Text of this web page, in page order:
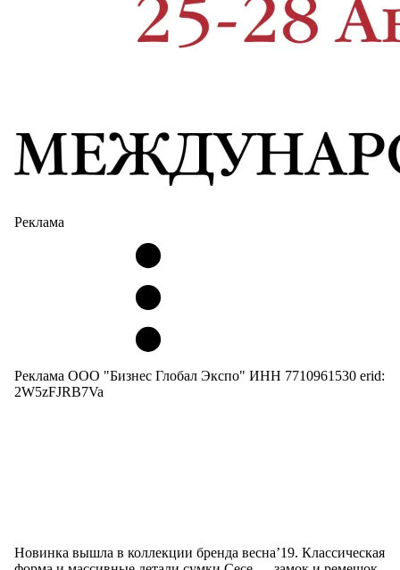
Реклама
Реклама ООО "Бизнес Глобал Экспо" ИНН 7710961530 erid:
2W5zFJRB7Va
Новинка вышла в коллекции бренда весна’19. Классическая